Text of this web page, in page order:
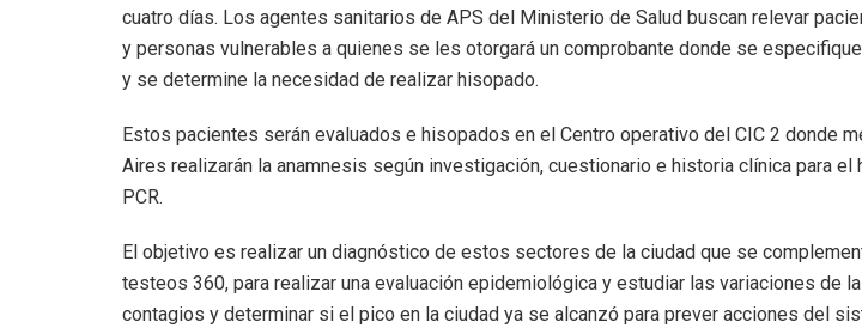
cuatro días. Los agentes sanitarios de APS del Ministerio de Salud buscan relevar
y personas vulnerables a quienes se les otorgará un comprobante donde se
y se determine la necesidad de realizar hisopado.
Estos pacientes serán evaluados e hisopados en el Centro operativo del CIC 2 donde
Aires realizarán la anamnesis según investigación, cuestionario e historia clínica para el
PCR.
El objetivo es realizar un diagnóstico de estos sectores de la ciudad que se
testeos 360, para realizar una evaluación epidemiológica y estudiar las variaciones de
contagios y determinar si el pico en la ciudad ya se alcanzó para prever acciones del